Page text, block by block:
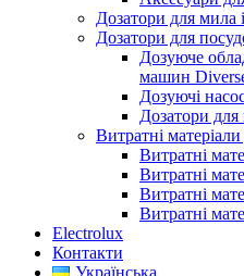
Дозатори для мила
Дозатори для
Дозуюче
машин
Дозуючі
Дозатори
Витратні
Витратні
Витратні
Витратні
Витратні
Electrolux
Контакти
Українська